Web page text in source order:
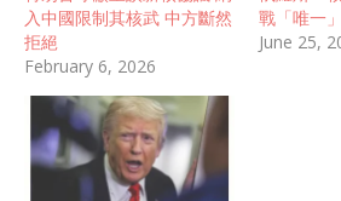
入中國限制其核武 中方斷然
拒絕
February 6, 2026
戰「唯一
June 25,